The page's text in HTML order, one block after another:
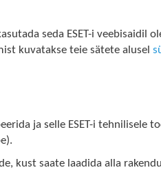
seda ESET-i veebisaidil
kuvatakse teie sätete alusel
ja selle ESET-i tehnilisele
kust saate laadida alla